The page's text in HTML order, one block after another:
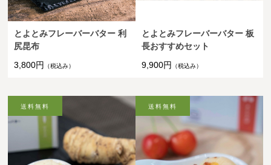
とよとみフレーバーバター 利
尻昆布
3,800円
（税込み）
とよとみフレーバーバター 板
長おすすめセット
9,900円
（税込み）